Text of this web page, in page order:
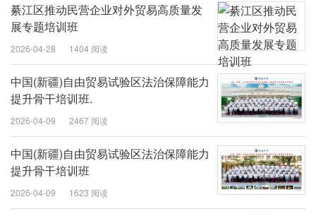
綦江区推动民营企业对外贸易高质量发
展专题培训班
2026-04-28 1404 阅读
中国(新疆)自由贸易试验区法治保障能力
提升骨干培训班.
2026-04-09 2467 阅读
中国(新疆)自由贸易试验区法治保障能力
提升骨干培训班
2026-04-09 1623 阅读